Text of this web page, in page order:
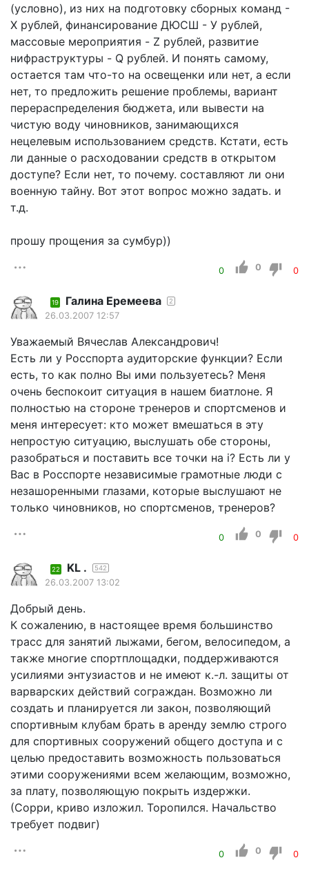
(условно), из них на подготовку сборных команд -
Х рублей, финансирование ДЮСШ - У рублей,
массовые мероприятия - Z рублей, развитие
нифраструктуры - Q рублей. И понять самому,
остается там что-то на освещенки или нет, а если
нет, то предложить решение проблемы, вариант
перераспределения бюджета, или вывести на
чистую воду чиновников, занимающихся
нецелевым использованием средств. Кстати, есть
ли данные о расходовании средств в открытом
доступе? Если нет, то почему. составляют ли они
военную тайну. Вот этот вопрос можно задать. и
т.д.
прошу прощения за сумбур))
0 0 0
19 Галина Еремеева 2
26.03.2007 12:57
Уважаемый Вячеслав Александрович!
Есть ли у Росспорта аудиторские функции? Если
есть, то как полно Вы ими пользуетесь? Меня
очень беспокоит ситуация в нашем биатлоне. Я
полностью на стороне тренеров и спортсменов и
меня интересует: кто может вмешаться в эту
непростую ситуацию, выслушать обе стороны,
разобраться и поставить все точки на i? Есть ли у
Вас в Росспорте независимые грамотные люди с
незашоренными глазами, которые выслушают не
только чиновников, но спортсменов, тренеров?
0 0 0
22 KL . 542
26.03.2007 13:02
Добрый день.
К сожалению, в настоящее время большинство
трасс для занятий лыжами, бегом, велосипедом, а
также многие спортплощадки, поддерживаются
усилиями энтузиастов и не имеют к.-л. защиты от
варварских действий сограждан. Возможно ли
создать и планируется ли закон, позволяющий
спортивным клубам брать в аренду землю строго
для спортивных сооружений общего доступа и с
целью предоставить возможность пользоваться
этими сооружениями всем желающим, возможно,
за плату, позволяющую покрыть издержки.
(Сорри, криво изложил. Торопился. Начальство
требует подвиг)
0 0 0